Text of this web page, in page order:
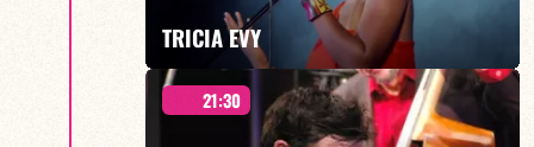
EN SAVOIR PLUS
TRICIA EVY
HOMMAGE À GEORGES BRASSENS
21:30